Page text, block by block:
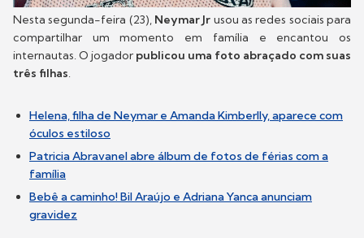
Nesta segunda-feira (23), Neymar Jr usou as redes sociais para
compartilhar um momento em família e encantou os
internautas. O jogador publicou uma foto abraçado com suas
três filhas.
Helena, filha de Neymar e Amanda Kimberlly, aparece com
óculos estiloso
Patricia Abravanel abre álbum de fotos de férias com a
família
Bebê a caminho! Bil Araújo e Adriana Yanca anunciam
gravidez